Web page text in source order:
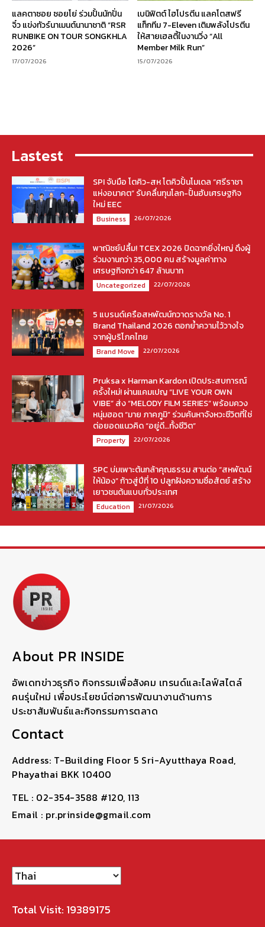
แลคตาซอย ซอยโย่ ร่วมปั้นนักปั่น
จิ๋ว แข่งทัวร์นาเมนต์นานาชาติ “RSR
RUNBIKE ON TOUR SONGKHLA
2026”
17/07/2026
เบนิฟิตต์ ไฮโปรตีน แลคโตสฟรี
แท็กทีม 7-Eleven เติมพลังโปรตีน
ให้สายเฮลตี้ในงานวิ่ง “All
Member Milk Run”
15/07/2026
Lastest
SPI จับมือ โตคิว-สห โตคิวปั้นโมเดล “ศรีราชา
แห่งอนาคต” รับคลื่นทุนโลก-ปั้นฮับเศรษฐกิจ
ใหม่ EEC
Business 26/07/2026
พาณิชย์ปลื้ม! TCEX 2026 ปิดฉากยิ่งใหญ่ ดึงผู้
ร่วมงานกว่า 35,000 คน สร้างมูลค่าทาง
เศรษฐกิจกว่า 647 ล้านบาท
Uncategorized 22/07/2026
5 แบรนด์เครือสหพัฒน์กวาดรางวัล No. 1
Brand Thailand 2026 ตอกย้ำความไว้วางใจ
จากผู้บริโภคไทย
Brand Move 22/07/2026
Pruksa x Harman Kardon เปิดประสบการณ์
ครั้งใหม่! ผ่านแคมเปญ “LIVE YOUR OWN
VIBE” ส่ง “MELODY FILM SERIES” พร้อมควง
หนุ่มฮอต “มาย ภาคภูมิ” ร่วมค้นหาจังหวะชีวิตที่ใช่
ต่อยอดแนวคิด “อยู่ดี…ทั้งชีวิต”
Property 22/07/2026
SPC บ่มเพาะต้นกล้าคุณธรรม สานต่อ “สหพัฒน์
ให้น้อง” ก้าวสู่ปีที่ 10 ปลูกฝังความซื่อสัตย์ สร้าง
เยาวชนต้นแบบทั่วประเทศ
Education 21/07/2026
About PR INSIDE
อัพเดทข่าวธุรกิจ กิจกรรมเพื่อสังคม เทรนด์และไลฟ์สไตล์
คนรุ่นใหม่ เพื่อประโยชน์ต่อการพัฒนางานด้านการ
ประชาสัมพันธ์และกิจกรรมการตลาด
Contact
Address: T-Building Floor 5 Sri-Ayutthaya Road,
Phayathai BKK 10400
TEL : 02-354-3588 #120, 113
Email : pr.prinside@gmail.com
Total Visit: 19389175